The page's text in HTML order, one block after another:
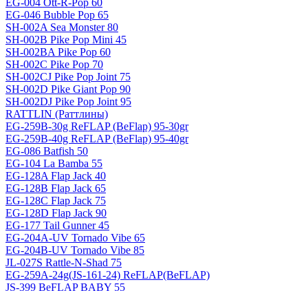
EG-004 Ott-R-Pop 60
EG-046 Bubble Pop 65
SH-002A Sea Monster 80
SH-002B Pike Pop Mini 45
SH-002BA Pike Pop 60
SH-002C Pike Pop 70
SH-002CJ Pike Pop Joint 75
SH-002D Pike Giant Pop 90
SH-002DJ Pike Pop Joint 95
RATTLIN (Раттлины)
EG-259B-30g ReFLAP (BeFlap) 95-30gr
EG-259B-40g ReFLAP (BeFlap) 95-40gr
EG-086 Batfish 50
EG-104 La Bamba 55
EG-128A Flap Jack 40
EG-128B Flap Jack 65
EG-128C Flap Jack 75
EG-128D Flap Jack 90
EG-177 Tail Gunner 45
EG-204A-UV Tornado Vibe 65
EG-204B-UV Tornado Vibe 85
JL-027S Rattle-N-Shad 75
EG-259A-24g(JS-161-24) ReFLAP(BeFLAP)
JS-399 BeFLAP BABY 55